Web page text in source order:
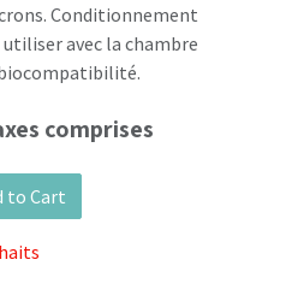
Conditionnement
avec la chambre
comprises
to Cart